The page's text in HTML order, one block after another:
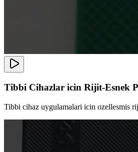
Tibbi Cihazlar icin Rijit-Esnek
Tibbi cihaz uygulamalari icin ozellesmis